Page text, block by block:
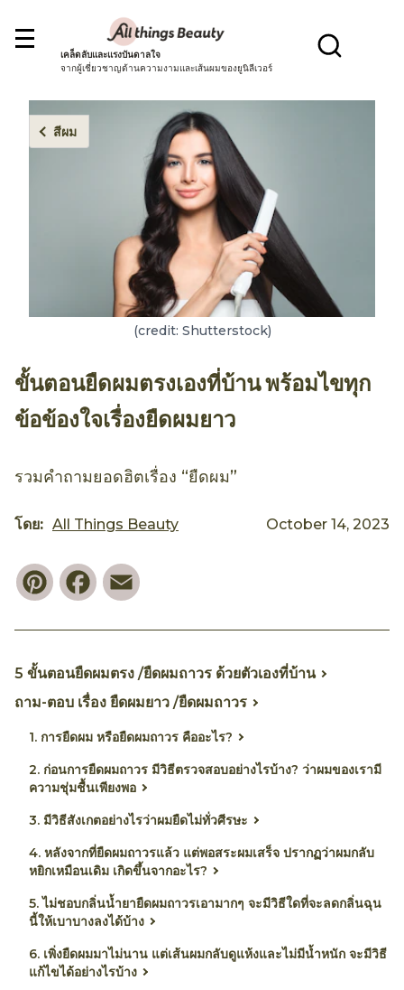
เคล็ดลับและแรงบันดาลใจ
จากผู้เชี่ยวชาญด้านความงามและเส้นผมของยูนิลีเวอร์
สีผม
(credit: Shutterstock)
ขั้นตอนยืดผมตรงเองที่บ้าน พร้อมไขทุก
ข้อข้องใจเรื่องยืดผมยาว
รวมคำถามยอดฮิตเรื่อง “ยืดผม”
โดย: All Things Beauty October 14, 2023
PinterestFacebook
5 ขั้นตอนยืดผมตรง /ยืดผมถาวร ด้วยตัวเองที่บ้าน
ถาม-ตอบ เรื่อง ยืดผมยาว /ยืดผมถาวร
1. การยืดผม หรือยืดผมถาวร คืออะไร?
2. ก่อนการยืดผมถาวร มีวิธีตรวจสอบอย่างไรบ้าง? ว่าผมของเรามี
ความชุ่มชื้นเพียงพอ
3. มีวิธีสังเกตอย่างไรว่าผมยืดไม่ทั่วศีรษะ
4. หลังจากที่ยืดผมถาวรแล้ว แต่พอสระผมเสร็จ ปรากฏว่าผมกลับ
หยิกเหมือนเดิม เกิดขึ้นจากอะไร?
5. ไม่ชอบกลิ่นน้ำยายืดผมถาวรเอามากๆ จะมีวิธีใดที่จะลดกลิ่นฉุน
นี้ให้เบาบางลงได้บ้าง
6. เพิ่งยืดผมมาไม่นาน แต่เส้นผมกลับดูแห้งและไม่มีน้ำหนัก จะมีวิธี
แก้ไขได้อย่างไรบ้าง